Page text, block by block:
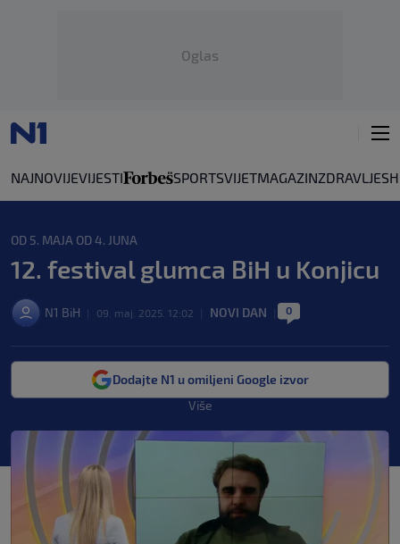
Oglas
NAJNOVIJEVIJESTI SPORTSVIJETMAGAZINZDRAVLJE
OD 5. MAJA OD 4. JUNA
12. festival glumca BiH u Konjicu
N1 BiH 09. maj. 2025. 12:02 NOVI DAN 0
Dodajte N1 u omiljeni Google izvor
Više